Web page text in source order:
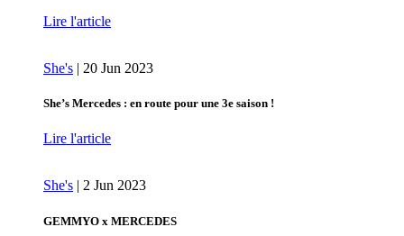
Lire l'article
She's | 20 Jun 2023
She’s Mercedes : en route pour une 3e saison !
Lire l'article
She's | 2 Jun 2023
GEMMYO x MERCEDES